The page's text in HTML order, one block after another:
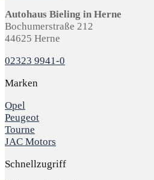
Autohaus Bieling in Herne
Bochumerstraße 212
44625 Herne
02323 9941-0
Marken
Opel
Peugeot
Tourne
JAC Motors
Schnellzugriff